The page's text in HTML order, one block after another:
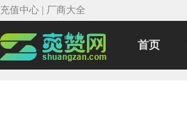
充值中心 厂商大全
首页